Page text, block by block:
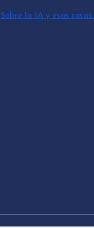
Sobre la IA y esas